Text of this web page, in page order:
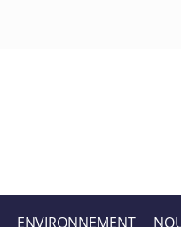
ENVIRONNEMENT